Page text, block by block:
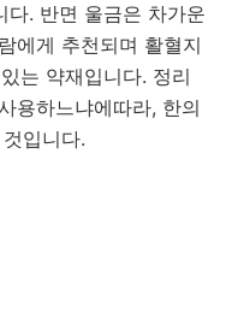
다. 반면 울금은 차가운
에게 추천되며 활혈지
는 약재입니다. 정리
용하느냐에따라, 한의
입니다.